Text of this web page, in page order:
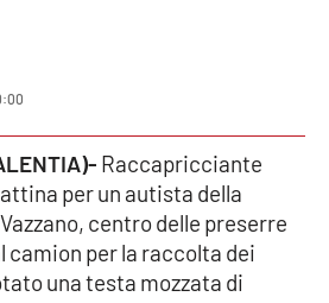
Raccapricciante
per un autista della
centro delle preserre
camion per la raccolta dei
una testa mozzata di